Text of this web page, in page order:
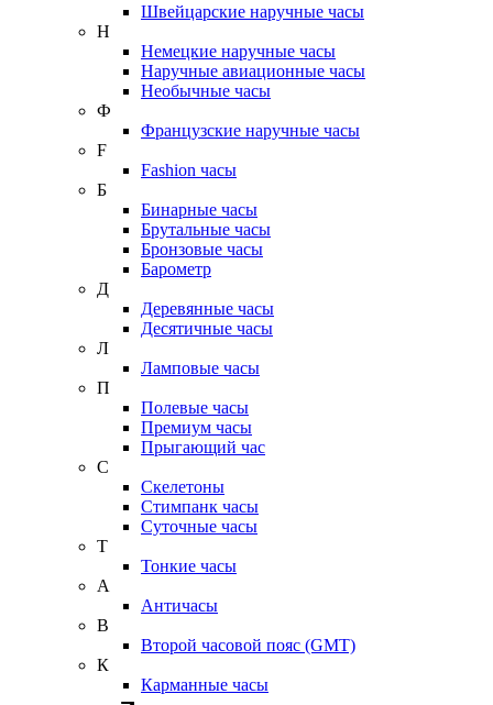
Швейцарские наручные часы
Н
Немецкие наручные часы
Наручные авиационные часы
Необычные часы
Ф
Французские наручные часы
F
Fashion часы
Б
Бинарные часы
Брутальные часы
Бронзовые часы
Барометр
Д
Деревянные часы
Десятичные часы
Л
Ламповые часы
П
Полевые часы
Премиум часы
Прыгающий час
С
Скелетоны
Стимпанк часы
Суточные часы
Т
Тонкие часы
А
Античасы
В
Второй часовой пояс (GMT)
К
Карманные часы